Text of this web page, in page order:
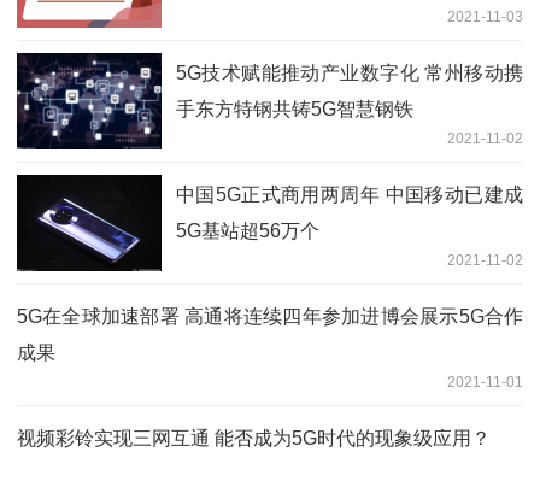
2021-11-03
5G技术赋能推动产业数字化 常州移动携
手东方特钢共铸5G智慧钢铁
2021-11-02
中国5G正式商用两周年 中国移动已建成
5G基站超56万个
2021-11-02
5G在全球加速部署 高通将连续四年参加进博会展示5G合作
成果
2021-11-01
视频彩铃实现三网互通 能否成为5G时代的现象级应用？